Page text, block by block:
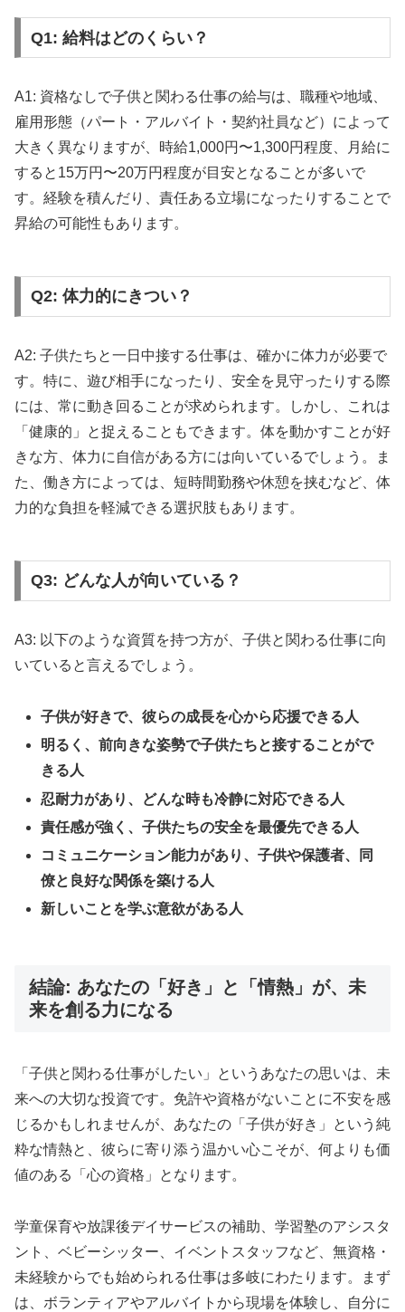
Q1: 給料はどのくらい？
A1: 資格なしで子供と関わる仕事の給与は、職種や地域、
雇用形態（パート・アルバイト・契約社員など）によって
大きく異なりますが、時給1,000円〜1,300円程度、月給に
すると15万円〜20万円程度が目安となることが多いで
す。経験を積んだり、責任ある立場になったりすることで
昇給の可能性もあります。
Q2: 体力的にきつい？
A2: 子供たちと一日中接する仕事は、確かに体力が必要で
す。特に、遊び相手になったり、安全を見守ったりする際
には、常に動き回ることが求められます。しかし、これは
「健康的」と捉えることもできます。体を動かすことが好
きな方、体力に自信がある方には向いているでしょう。ま
た、働き方によっては、短時間勤務や休憩を挟むなど、体
力的な負担を軽減できる選択肢もあります。
Q3: どんな人が向いている？
A3: 以下のような資質を持つ方が、子供と関わる仕事に向
いていると言えるでしょう。
子供が好きで、彼らの成長を心から応援できる人
明るく、前向きな姿勢で子供たちと接することがで
きる人
忍耐力があり、どんな時も冷静に対応できる人
責任感が強く、子供たちの安全を最優先できる人
コミュニケーション能力があり、子供や保護者、同
僚と良好な関係を築ける人
新しいことを学ぶ意欲がある人
結論: あなたの「好き」と「情熱」が、未
来を創る力になる
「子供と関わる仕事がしたい」というあなたの思いは、未
来への大切な投資です。免許や資格がないことに不安を感
じるかもしれませんが、あなたの「子供が好き」という純
粋な情熱と、彼らに寄り添う温かい心こそが、何よりも価
値のある「心の資格」となります。
学童保育や放課後デイサービスの補助、学習塾のアシスタ
ント、ベビーシッター、イベントスタッフなど、無資格・
未経験からでも始められる仕事は多岐にわたります。まず
は、ボランティアやアルバイトから現場を体験し、自分に